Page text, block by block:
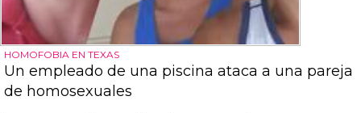
HOMOFOBIA EN TEXAS
Un empleado de una piscina ataca a una pareja
de homosexuales